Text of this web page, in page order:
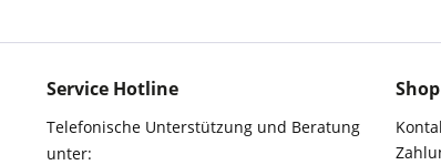
Service Hotline
Telefonische Unterstützung und Beratung
unter: